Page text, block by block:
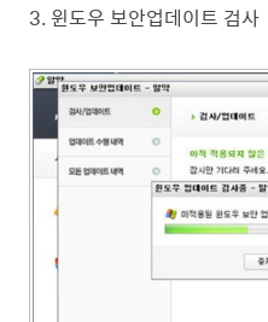
3. 윈도우 보안업데이트 검사